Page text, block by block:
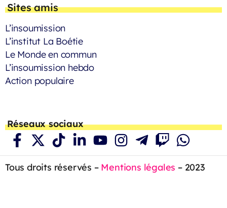
Sites amis
L’insoumission
L’institut La Boétie
Le Monde en commun
L’insoumission hebdo
Action populaire
Réseaux sociaux
Tous droits réservés – Mentions légales – 2023